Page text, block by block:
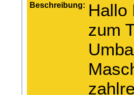
Beschreibung: Hallo
zum